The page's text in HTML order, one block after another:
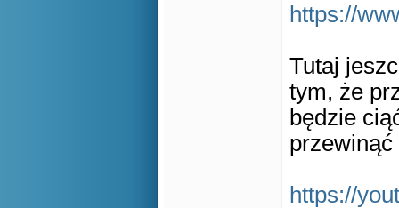
https://
Tutaj
tym, że
będzie
https://